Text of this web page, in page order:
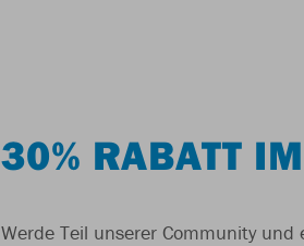
30% RABATT
Werde Teil unserer Community